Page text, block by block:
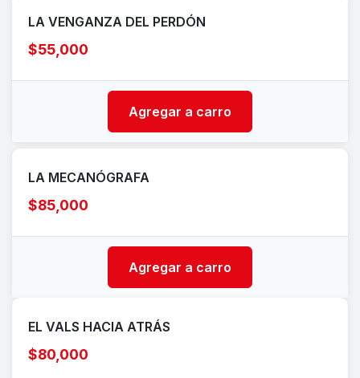
LA VENGANZA DEL PERDÓN
$55,000
Agregar a carro
LA MECANÓGRAFA
$85,000
Agregar a carro
EL VALS HACIA ATRÁS
$80,000